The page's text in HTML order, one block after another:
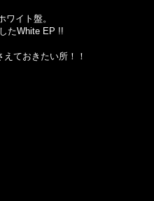
イト盤。
たWhite EP !!
ておきたい所！！